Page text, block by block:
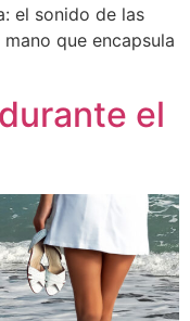
el sonido de las
que encapsula
el